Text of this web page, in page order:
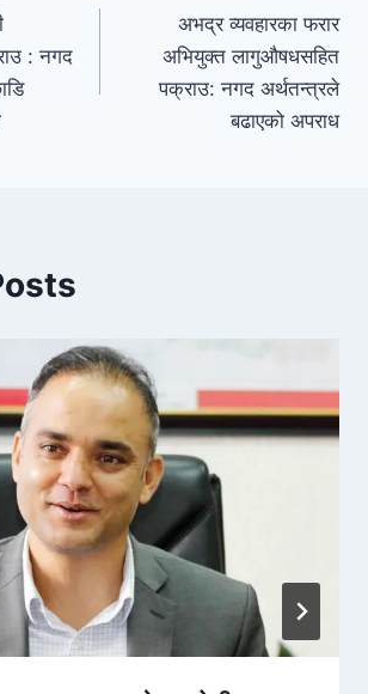
: नगद
अभद्र व्यवहारका फरार
अभियुक्त लागुऔषधसहित
पक्राउ: नगद अर्थतन्त्रले
बढाएको अपराध